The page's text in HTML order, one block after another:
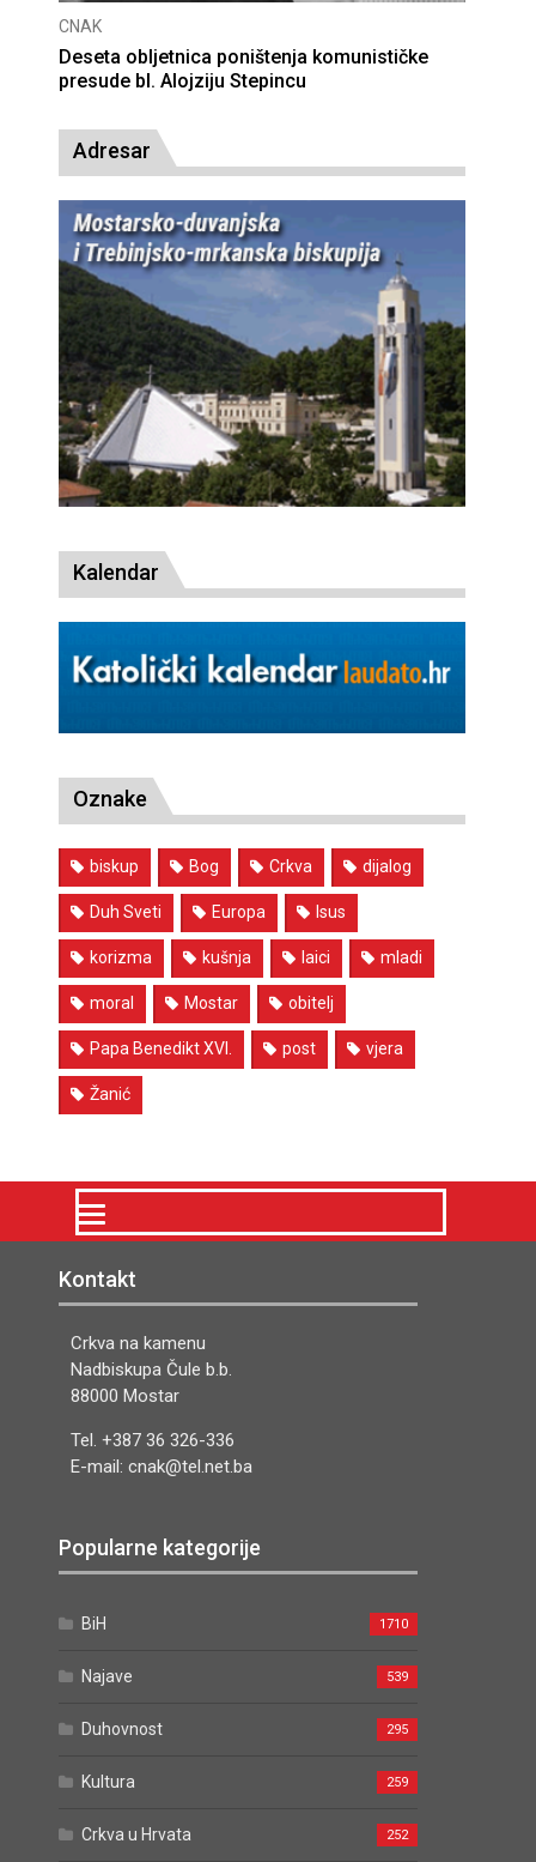
CNAK
Deseta obljetnica poništenja komunističke
presude bl. Alojziju Stepincu
Adresar
Kalendar
Oznake
biskup Bog Crkva dijalog
Duh Sveti Europa Isus
korizma kušnja laici mladi
moral Mostar obitelj
Papa Benedikt XVI. post vjera
Žanić
Kontakt
Crkva na kamenu
Nadbiskupa Čule b.b.
88000 Mostar
Tel. +387 36 326-336
E-mail: cnak@tel.net.ba
Popularne kategorije
BiH 1710
Najave 539
Duhovnost 295
Kultura 259
Crkva u Hrvata 252